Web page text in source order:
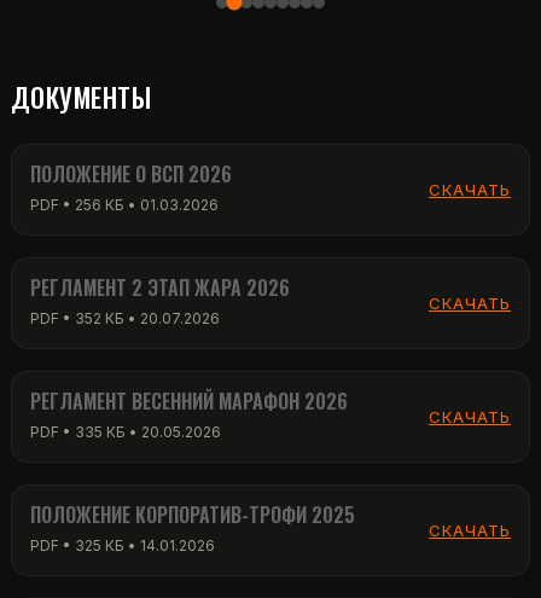
ПОЛОЖЕНИЕ О ВСП 2026
РЕГЛАМЕНТ 2 ЭТАП ЖАРА 2026
РЕГЛАМЕНТ ВЕСЕННИЙ МАРАФОН 2026
ПОЛОЖЕНИЕ КОРПОРАТИВ-ТРОФИ 2025